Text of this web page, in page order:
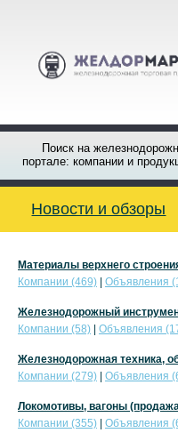
Поиск на
портале: компании и
Новости и обзоры
Материалы верхнего
Компании (469)
Объявления
Железнодорожный
Компании (58)
Объявления
Железнодорожная техника,
Компании (279)
Объявления
Локомотивы, вагоны
Компании (355)
Объявления